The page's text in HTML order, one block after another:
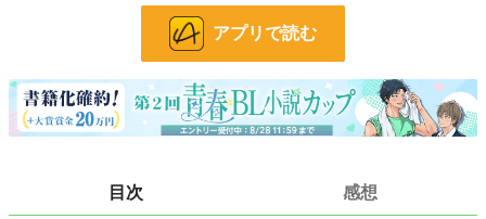
文字数 14,396
更新日時 2023.10.06 11:43
2023.10.06 11:43
アプリで読む
目次 感想